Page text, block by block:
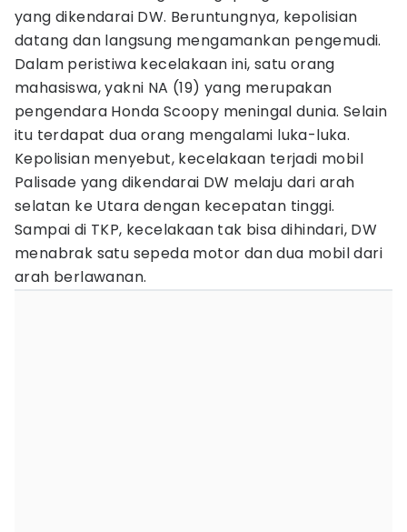
yang dikendarai DW. Beruntungnya, kepolisian
datang dan langsung mengamankan pengemudi.
Dalam peristiwa kecelakaan ini, satu orang
mahasiswa, yakni NA (19) yang merupakan
pengendara Honda Scoopy meningal dunia. Selain
itu terdapat dua orang mengalami luka-luka.
Kepolisian menyebut, kecelakaan terjadi mobil
Palisade yang dikendarai DW melaju dari arah
selatan ke Utara dengan kecepatan tinggi.
Sampai di TKP, kecelakaan tak bisa dihindari, DW
menabrak satu sepeda motor dan dua mobil dari
arah berlawanan.